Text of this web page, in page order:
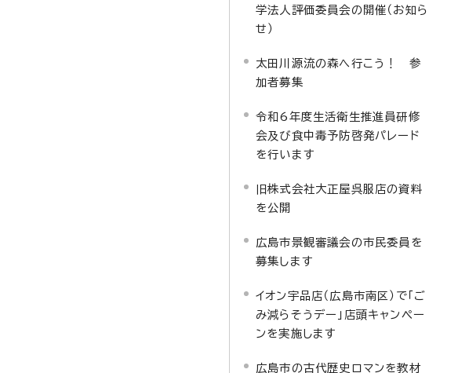
学法人評価委員会の開催（お知ら
せ）
太田川源流の森へ行こう！ 参
加者募集
令和6年度生活衛生推進員研修
会及び食中毒予防啓発パレード
を行います
旧株式会社大正屋呉服店の資料
を公開
広島市景観審議会の市民委員を
募集します
イオン宇品店（広島市南区）で「ご
み減らそうデー」店頭キャンペー
ンを実施します
広島市の古代歴史ロマンを教材